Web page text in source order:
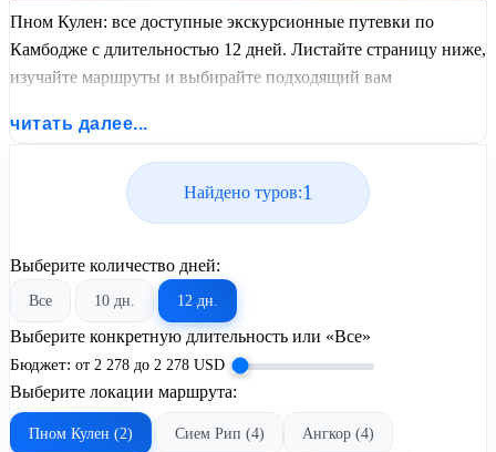
Пном Кулен: все доступные экскурсионные путевки по
Камбодже с длительностью 12 дней. Листайте страницу ниже,
изучайте маршруты и выбирайте подходящий вам
United Travel Systems.
читать далее...
Найдено туров:1
Выберите количество дней:
Все 10 дн. 12 дн.
Выберите конкретную длительность или «Все»
Бюджет: от 2 278 до 2 278 USD
Выберите локации маршрута:
Пном Кулен (2) Сием Рип (4) Ангкор (4)